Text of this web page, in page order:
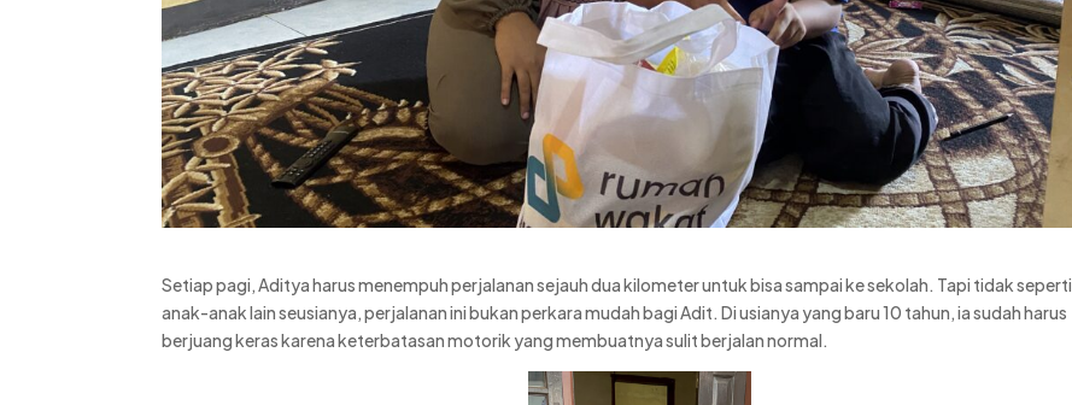
Setiap pagi, Aditya harus menempuh perjalanan sejauh dua kilometer untuk bisa sampai ke sekolah. Tapi tidak seperti
anak-anak lain seusianya, perjalanan ini bukan perkara mudah bagi Adit. Di usianya yang baru 10 tahun, ia sudah harus
berjuang keras karena keterbatasan motorik yang membuatnya sulit berjalan normal.